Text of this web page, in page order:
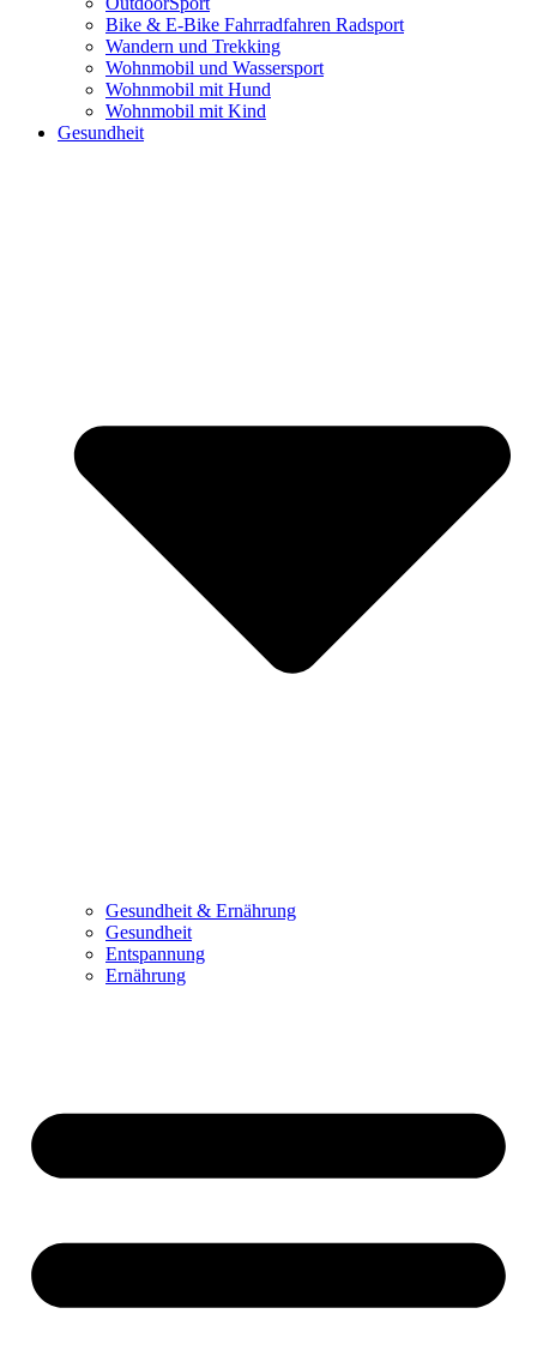
Bike & E-Bike Fahrradfahren Radsport
Wandern und Trekking
Wohnmobil und Wassersport
Wohnmobil mit Hund
Wohnmobil mit Kind
Gesundheit
Gesundheit & Ernährung
Gesundheit
Entspannung
Ernährung